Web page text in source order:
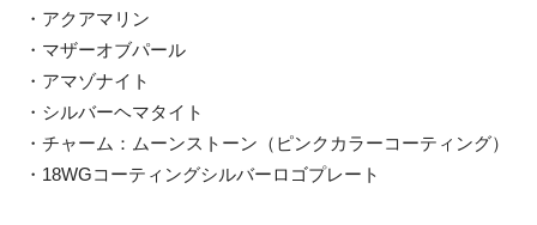
・アクアマリン
・マザーオブパール
・アマゾナイト
・シルバーヘマタイト
・チャーム：ムーンストーン（ピンクカラーコーティング）
・18WGコーティングシルバーロゴプレート